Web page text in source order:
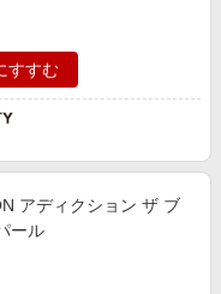
すすむ
アディクション ザ ブ
ール